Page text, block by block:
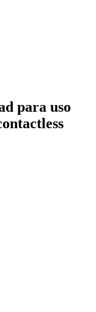
para uso